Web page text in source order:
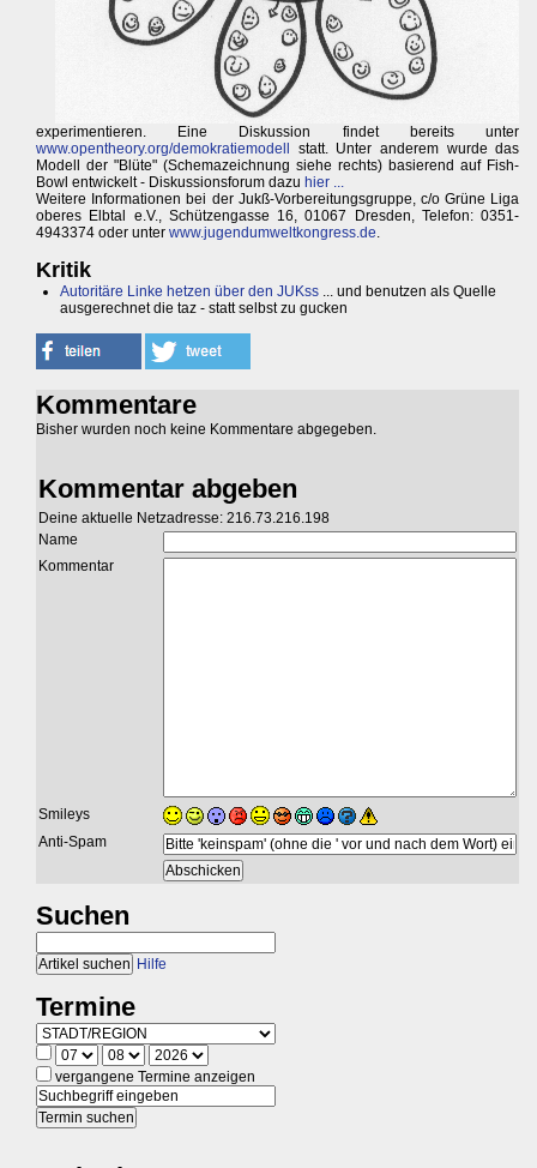
experimentieren. Eine Diskussion findet bereits unter
www.opentheory.org/demokratiemodell
statt. Unter anderem wurde das
Modell der "Blüte" (Schemazeichnung siehe rechts) basierend auf Fish-
Bowl entwickelt - Diskussionsforum dazu hier ...
Weitere Informationen bei der Jukß-Vorbereitungsgruppe, c/o Grüne Liga
oberes Elbtal e.V., Schützengasse 16, 01067 Dresden, Telefon: 0351-
4943374 oder unter www.jugendumweltkongress.de.
Kritik
Autoritäre Linke hetzen über den JUKss ... und benutzen als Quelle
ausgerechnet die taz - statt selbst zu gucken
Kommentare
Bisher wurden noch keine Kommentare abgegeben.
Kommentar abgeben
Deine aktuelle Netzadresse: 216.73.216.198
Name
Kommentar
Smileys
Anti-Spam
Suchen
Hilfe
Termine
vergangene Termine anzeigen